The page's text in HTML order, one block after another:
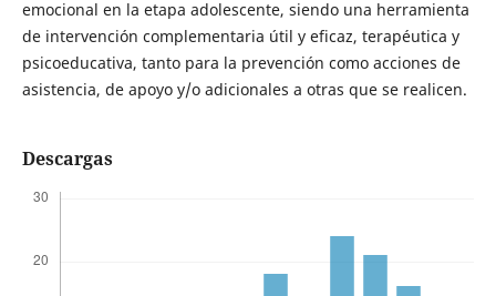
emocional en la etapa adolescente, siendo una herramienta
de intervención complementaria útil y eficaz, terapéutica y
psicoeducativa, tanto para la prevención como acciones de
asistencia, de apoyo y/o adicionales a otras que se realicen.
Descargas